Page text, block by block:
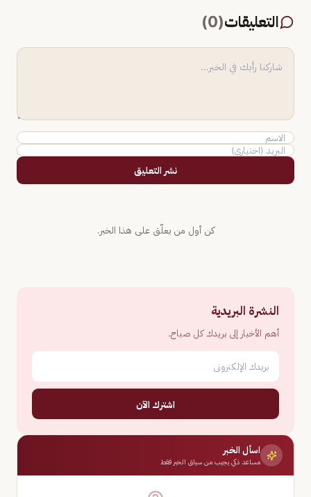
التعليقات(
0
)
نشر التعليق
كن أول من يعلّق على هذا الخبر.
النشرة البريدية
أهم الأخبار إلى بريدك كل صباح.
اشترك الآن
اسأل الخبر
مساعد ذكي يجيب من سياق الخبر فقط